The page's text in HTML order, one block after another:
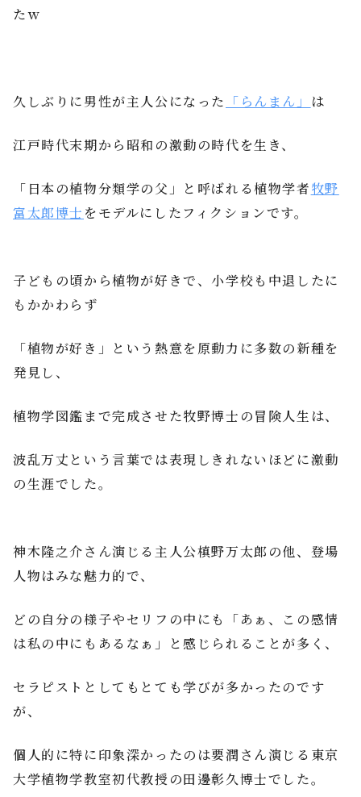
たｗ
久しぶりに男性が主人公になった 「らんまん」 は
江戸時代末期から昭和の激動の時代を生き、
「日本の植物分類学の父」と呼ばれる植物学者牧野
富太郎博士 をモデルにしたフィクションです。
子どもの頃から植物が好きで、小学校も中退したに
もかかわらず
「植物が好き」という熱意を原動力に多数の新種を
発見し、
植物学図鑑まで完成させた牧野博士の冒険人生は、
波乱万丈という言葉では表現しきれないほどに激動
の生涯でした。
神木隆之介さん演じる主人公槙野万太郎の他、登場
人物はみな魅力的で、
どの自分の様子やセリフの中にも「あぁ、この感情
は私の中にもあるなぁ」と感じられることが多く、
セラピストとしてもとても学びが多かったのです
が、
個人的に特に印象深かったのは要潤さん演じる東京
大学植物学教室初代教授の田邊彰久博士でした。